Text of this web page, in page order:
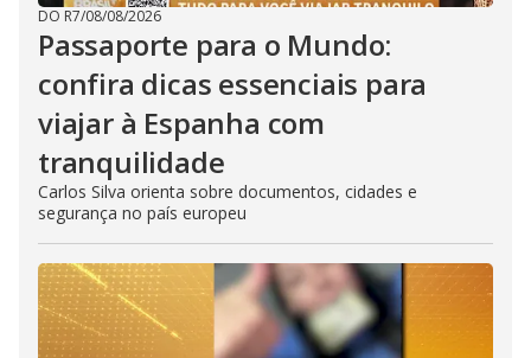
DO R7/08/08/2026
Passaporte para o Mundo:
confira dicas essenciais para
viajar à Espanha com
tranquilidade
Carlos Silva orienta sobre documentos, cidades e
segurança no país europeu